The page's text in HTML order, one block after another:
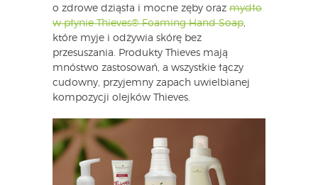
o zdrowe dziąsła i mocne zęby oraz mydło
w płynie Thieves® Foaming Hand Soap,
które myje i odżywia skórę bez
przesuszania. Produkty Thieves mają
mnóstwo zastosowań, a wszystkie łączy
cudowny, przyjemny zapach uwielbianej
kompozycji olejków Thieves.